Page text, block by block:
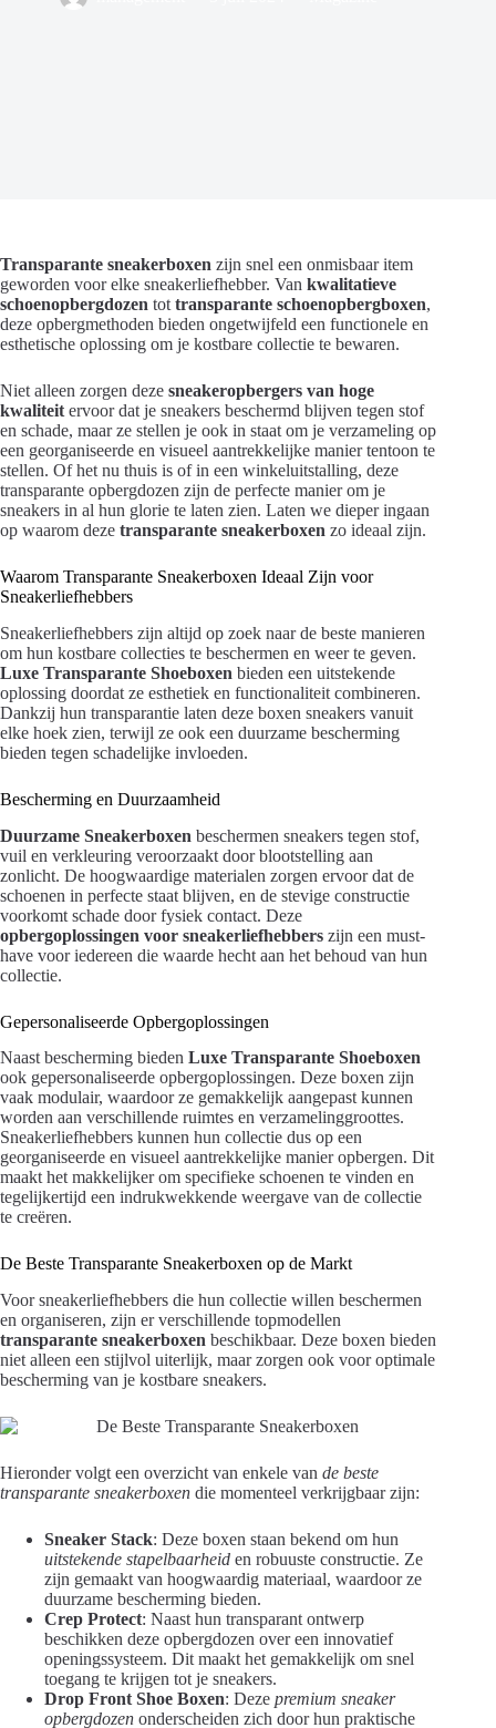
Transparante sneakerboxen zijn snel een onmisbaar item
geworden voor elke sneakerliefhebber. Van kwalitatieve
schoenopbergdozen tot transparante schoenopbergboxen,
deze opbergmethoden bieden ongetwijfeld een functionele en
esthetische oplossing om je kostbare collectie te bewaren.
Niet alleen zorgen deze sneakeropbergers van hoge
kwaliteit ervoor dat je sneakers beschermd blijven tegen stof
en schade, maar ze stellen je ook in staat om je verzameling op
een georganiseerde en visueel aantrekkelijke manier tentoon te
stellen. Of het nu thuis is of in een winkeluitstalling, deze
transparante opbergdozen zijn de perfecte manier om je
sneakers in al hun glorie te laten zien. Laten we dieper ingaan
op waarom deze transparante sneakerboxen zo ideaal zijn.
Waarom Transparante Sneakerboxen Ideaal Zijn voor
Sneakerliefhebbers
Sneakerliefhebbers zijn altijd op zoek naar de beste manieren
om hun kostbare collecties te beschermen en weer te geven.
Luxe Transparante Shoeboxen bieden een uitstekende
oplossing doordat ze esthetiek en functionaliteit combineren.
Dankzij hun transparantie laten deze boxen sneakers vanuit
elke hoek zien, terwijl ze ook een duurzame bescherming
bieden tegen schadelijke invloeden.
Bescherming en Duurzaamheid
Duurzame Sneakerboxen beschermen sneakers tegen stof,
vuil en verkleuring veroorzaakt door blootstelling aan
zonlicht. De hoogwaardige materialen zorgen ervoor dat de
schoenen in perfecte staat blijven, en de stevige constructie
voorkomt schade door fysiek contact. Deze
opbergoplossingen voor sneakerliefhebbers zijn een must-
have voor iedereen die waarde hecht aan het behoud van hun
collectie.
Gepersonaliseerde Opbergoplossingen
Naast bescherming bieden Luxe Transparante Shoeboxen
ook gepersonaliseerde opbergoplossingen. Deze boxen zijn
vaak modulair, waardoor ze gemakkelijk aangepast kunnen
worden aan verschillende ruimtes en verzamelinggroottes.
Sneakerliefhebbers kunnen hun collectie dus op een
georganiseerde en visueel aantrekkelijke manier opbergen. Dit
maakt het makkelijker om specifieke schoenen te vinden en
tegelijkertijd een indrukwekkende weergave van de collectie
te creëren.
De Beste Transparante Sneakerboxen op de Markt
Voor sneakerliefhebbers die hun collectie willen beschermen
en organiseren, zijn er verschillende topmodellen
transparante sneakerboxen beschikbaar. Deze boxen bieden
niet alleen een stijlvol uiterlijk, maar zorgen ook voor optimale
bescherming van je kostbare sneakers.
Hieronder volgt een overzicht van enkele van de beste
transparante sneakerboxen die momenteel verkrijgbaar zijn:
Sneaker Stack: Deze boxen staan bekend om hun
uitstekende stapelbaarheid en robuuste constructie. Ze
zijn gemaakt van hoogwaardig materiaal, waardoor ze
duurzame bescherming bieden.
Crep Protect: Naast hun transparant ontwerp
beschikken deze opbergdozen over een innovatief
openingssysteem. Dit maakt het gemakkelijk om snel
toegang te krijgen tot je sneakers.
Drop Front Shoe Boxen: Deze premium sneaker
opbergdozen onderscheiden zich door hun praktische